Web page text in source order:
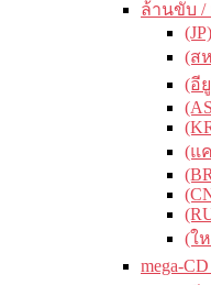
ล้านขับ /
(JP)
(ส
(อี
(แ
(ใ
mega-